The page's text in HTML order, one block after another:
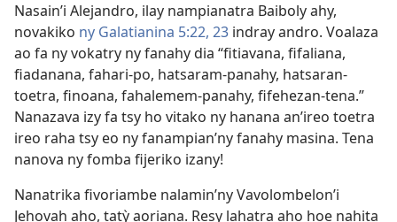
Nasain’i Alejandro, ilay nampianatra Baiboly ahy,
novakiko ny Galatianina 5:22, 23 indray andro. Voalaza
ao fa ny vokatry ny fanahy dia “fitiavana, fifaliana,
fiadanana, fahari-po, hatsaram-panahy, hatsaran-
toetra, finoana, fahalemem-panahy, fifehezan-tena.”
Nanazava izy fa tsy ho vitako ny hanana an’ireo toetra
ireo raha tsy eo ny fanampian’ny fanahy masina. Tena
nanova ny fomba fijeriko izany!
Nanatrika fivoriambe nalamin’ny Vavolombelon’i
Jehovah aho, tatỳ aoriana. Resy lahatra aho hoe nahita